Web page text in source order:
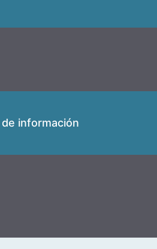
información